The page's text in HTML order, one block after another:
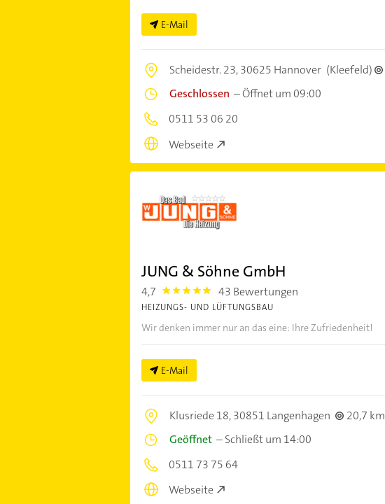
E-Mail
Scheidestr. 23,30625 Hannover (Kleefeld)
Geschlossen –Öffnet um 09:00
0511 53 06 20
Webseite
JUNG & Söhne GmbH
4,7 4.7000003 43 Bewertungen
HEIZUNGS- UND LÜFTUNGSBAU
Wir denken immer nur an das eine: Ihre Zufriedenheit!
E-Mail
Klusriede 18,30851 Langenhagen
20,7 km
Geöffnet–Schließt um 14:00
0511 73 75 64
Webseite